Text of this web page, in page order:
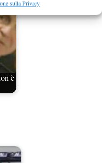
sulla Privacy
è